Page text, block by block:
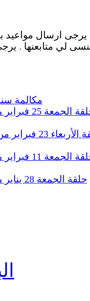
يرجى ارسال مواعيد
لي متابعنها .
(١) مكالمة
حلقة
حلقة
حلقة
حلقة